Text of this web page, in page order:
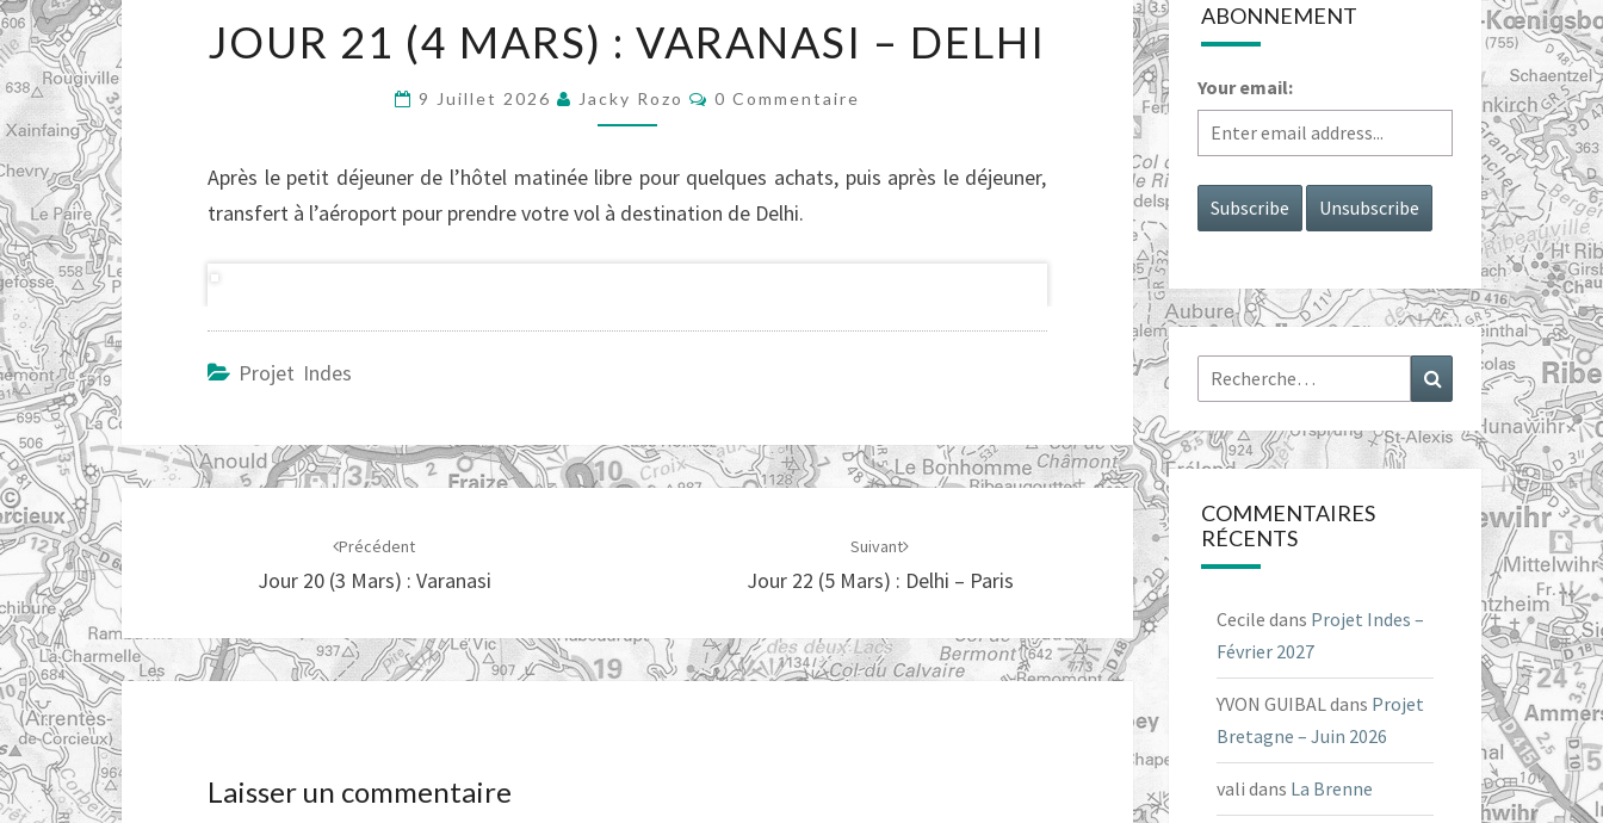
21
VARANASI
–
DELHI
JOUR 21 (4 MARS) : VARANASI – DELHI
9 Juillet 2026 Jacky Rozo Commentaires
0 Commentaire
Après le petit déjeuner de l’hôtel matinée libre pour quelques achats, puis après le déjeuner,
transfert à l’aéroport pour prendre votre vol à destination de Delhi.
Projet Indes
Navigation
d'article
Précédent
Jour 20 (3 Mars) : Varanasi
Suivant
Jour 22 (5 Mars) : Delhi – Paris
Laisser un commentaire
ABONNEMENT
Your email:
Rechercher : Recherche
COMMENTAIRES
RÉCENTS
Cecile dans Projet Indes –
Février 2027
YVON GUIBALdans Projet
Bretagne – Juin 2026
vali dans La Brenne